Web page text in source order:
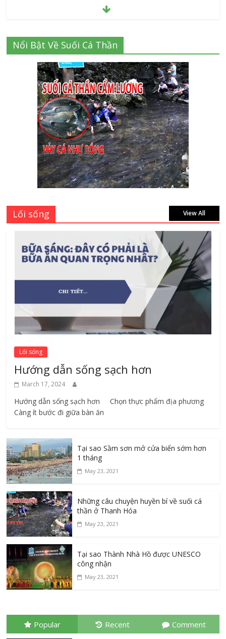
July 20, 2026
Danh sách 8 đại lý bán tập vở học sinh
giá sỉ tại Tphcm uy tín được đánh giá
High
July 16, 2026
Cập nhật mới nhất: Vở học sinh 96 trang
giá bao nhiêu tại 3 đại lý lớn có tiếng ở
Tphcm hiện nay?
July 9, 2026
Bảng giá vách ngăn nhôm kính cửa lùa
Siêu Rẻ mới nhất 2026 – Chất lượng cực
đỉnh
August 7, 2026
Nổi Bật Về Suối Cá Thần
Lối sống View All
Lối sống
Hướng dẫn sống sạch hơn
March 17, 2024
Hướng dẫn sống sạch hơn Chọn thực phẩm địa phương ​
Càng ít bước đi giữa bàn ăn
Tại sao Sầm sơn mở cửa biển sớm hơn
1 tháng
May 23, 2021
Những câu chuyện huyền bí về suối cá
thần ở Thanh Hóa
May 23, 2021
Tại sao Thành Nhà Hồ được UNESCO
công nhận
May 23, 2021
Popular Recent Comment